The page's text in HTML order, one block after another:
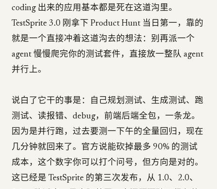
coding 出来的应用基本都是死在这道沟里。
TestSprite 3.0 刚拿下 Product Hunt 当日第一，靠的
就是一个直接冲着这道沟去的想法：别再派一个
agent 慢慢爬完你的测试套件，直接放一整队 agent
并行上。
说白了它干的事是：自己规划测试、生成测试、跑
测试、读报错、debug，前端后端全包，一条龙。
因为是并行跑，过去要测一下午的全量回归，现在
几分钟就回来了。官方说能砍掉最多 90% 的测试
成本，这个数字你可以打个问号，但方向是对的。
这已经是 TestSprite 的第三次发布，从 1.0、2.0、